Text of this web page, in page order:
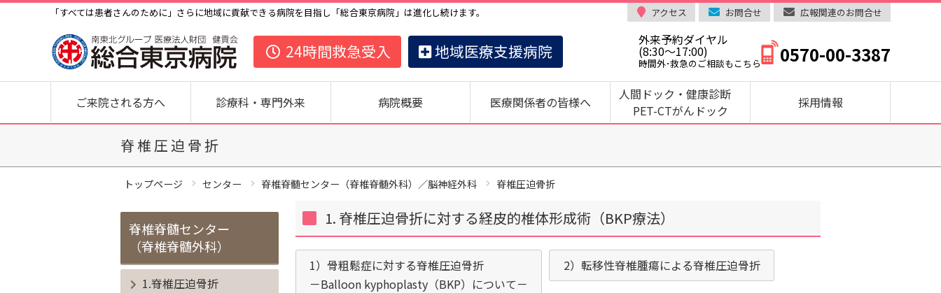
「すべては患者さんのために」さらに地域に貢献できる病院を目指し「総合東京病院」は進化し続けます。 アクセス お問合せ 広報関連のお問合せ
24時間救急受入 地域医療支援病院
外来予約ダイヤル
(8:30～17:00)
時間外･救急のご相談もこちら 0570-00-3387
ご来院される方へ 診療科・専門外来 病院概要 医療関係者の皆様へ
人間ドック・健康診断
PET-CTがんドック
採用情報
脊椎圧迫骨折
トップページ センター 脊椎脊髄センター（脊椎脊髄外科）／脳神経外科 脊椎圧迫骨折
脊椎脊髄センター
（脊椎脊髄外科）
1.脊椎圧迫骨折
1. 脊椎圧迫骨折に対する経皮的椎体形成術（BKP療法）
1）骨粗鬆症に対する脊椎圧迫骨折
－Balloon kyphoplasty（BKP）について－
2）転移性脊椎腫瘍による脊椎圧迫骨折